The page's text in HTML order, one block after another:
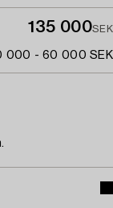
135 000SEK
000 - 60 000 SEK